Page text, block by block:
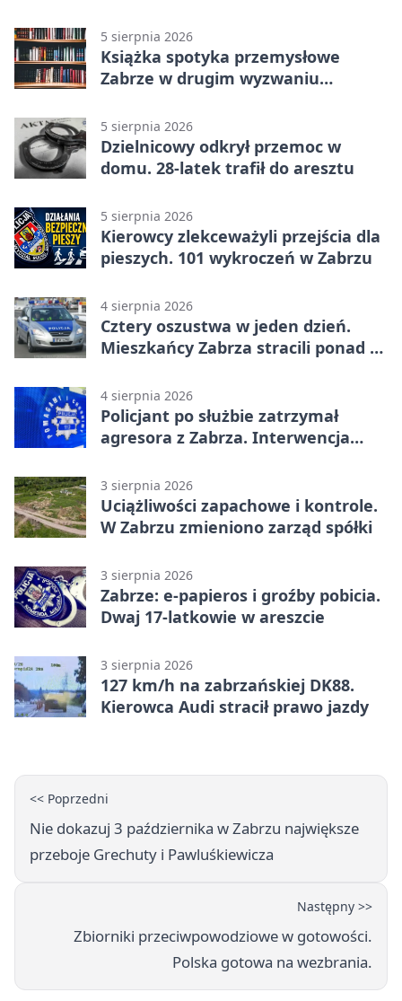
5 sierpnia 2026
Książka spotyka przemysłowe
Zabrze w drugim wyzwaniu
5 sierpnia 2026
Dzielnicowy odkrył przemoc w
domu. 28-latek trafił do aresztu
5 sierpnia 2026
Kierowcy zlekceważyli przejścia dla
pieszych. 101 wykroczeń w Zabrzu
4 sierpnia 2026
Cztery oszustwa w jeden dzień.
Mieszkańcy Zabrza stracili ponad 6
4 sierpnia 2026
Policjant po służbie zatrzymał
agresora z Zabrza. Interwencja
3 sierpnia 2026
Uciążliwości zapachowe i kontrole.
W Zabrzu zmieniono zarząd spółki
3 sierpnia 2026
Zabrze: e-papieros i groźby pobicia.
Dwaj 17-latkowie w areszcie
3 sierpnia 2026
127 km/h na zabrzańskiej DK88.
Kierowca Audi stracił prawo jazdy
<< Poprzedni
Nie dokazuj 3 października w Zabrzu największe
przeboje Grechuty i Pawluśkiewicza
Następny >>
Zbiorniki przeciwpowodziowe w gotowości.
Polska gotowa na wezbrania.